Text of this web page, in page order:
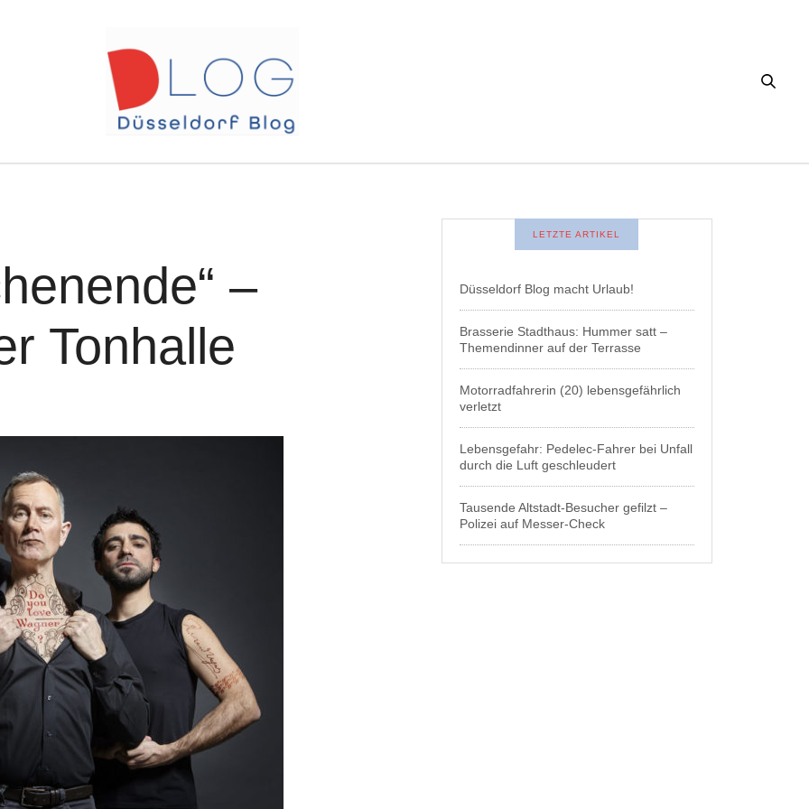
–
Tonhalle
LETZTE ARTIKEL
Düsseldorf Blog macht Urlaub!
Brasserie Stadthaus: Hummer satt –
Themendinner auf der Terrasse
Motorradfahrerin (20) lebensgefährlich
verletzt
Lebensgefahr: Pedelec-Fahrer bei Unfall
durch die Luft geschleudert
Tausende Altstadt-Besucher gefilzt –
Polizei auf Messer-Check